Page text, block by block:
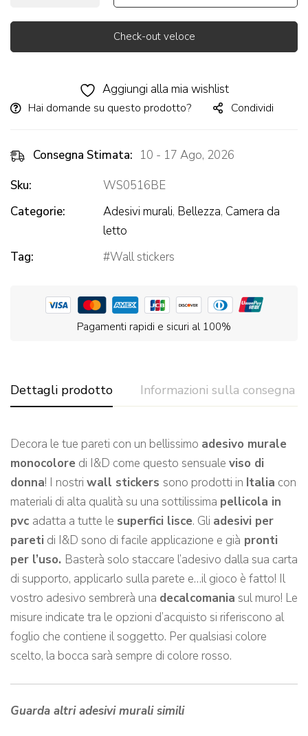
Check-out veloce
Aggiungi alla mia wishlist
Hai domande su questo prodotto? Condividi
Consegna Stimata: 10 - 17 Ago, 2026
Sku:
WS0516BE
Categorie:
Adesivi murali, Bellezza, Camera da
letto
Tag:
Wall stickers
Pagamenti rapidi e sicuri al 100%
Dettagli prodotto Informazioni sulla consegna
Decora le tue pareti con un bellissimo adesivo murale
monocolore di I&D come questo sensuale viso di
donna! I nostri wall stickers sono prodotti in Italia con
materiali di alta qualità su una sottilissima pellicola in
pvc adatta a tutte le superfici lisce. Gli adesivi per
pareti di I&D sono di facile applicazione e già pronti
per l’uso. Basterà solo staccare l’adesivo dalla sua carta
di supporto, applicarlo sulla parete e…il gioco è fatto! Il
vostro adesivo sembrerà una decalcomania sul muro! Le
misure indicate tra le opzioni d’acquisto si riferiscono al
foglio che contiene il soggetto. Per qualsiasi colore
scelto, la bocca sarà sempre di colore rosso.
Guarda altri adesivi murali simili